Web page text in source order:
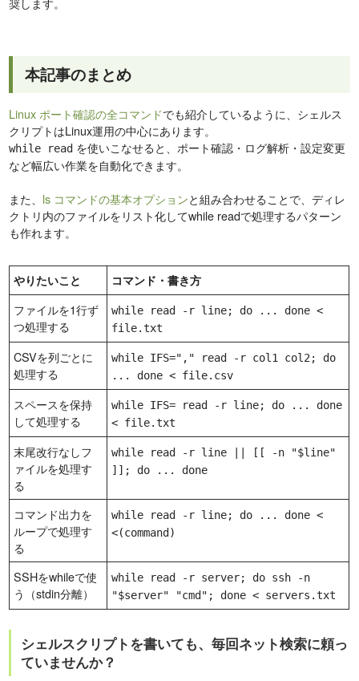
本記事のまとめ
Linux ポート確認の全コマンドでも紹介しているように、シェルス
クリプトはLinux運用の中心にあります。
while read を使いこなせると、ポート確認・ログ解析・設定変更
など幅広い作業を自動化できます。
また、 ls コマンドの基本オプションと組み合わせることで、ディレ
クトリ内のファイルをリスト化してwhile readで処理するパターン
も作れます。
やりたいこと コマンド・書き方
ファイルを1行ず
つ処理する
while read -r line; do ... done <
file.txt
CSVを列ごとに
処理する
while IFS="," read -r col1 col2; do
... done < file.csv
スペースを保持
して処理する
while IFS= read -r line; do ... done
< file.txt
末尾改行なしフ
ァイルを処理す
る
while read -r line || [[ -n "$line"
]]; do ... done
コマンド出力を
ループで処理す
る
while read -r line; do ... done <
<(command)
SSHをwhileで使
う（stdin分離）
while read -r server; do ssh -n
"$server" "cmd"; done < servers.txt
シェルスクリプトを書いても、毎回ネット検索に頼っ
ていませんか？